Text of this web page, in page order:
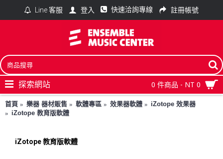
Line 客服 登入 快速洽詢專線 註冊帳號
0 件商品 - NT 0
探索網站
首頁 樂器 器材販售 軟體專區 效果器軟體
iZotope 效果器
iZotope 教育版軟體
iZotope 教育版軟體